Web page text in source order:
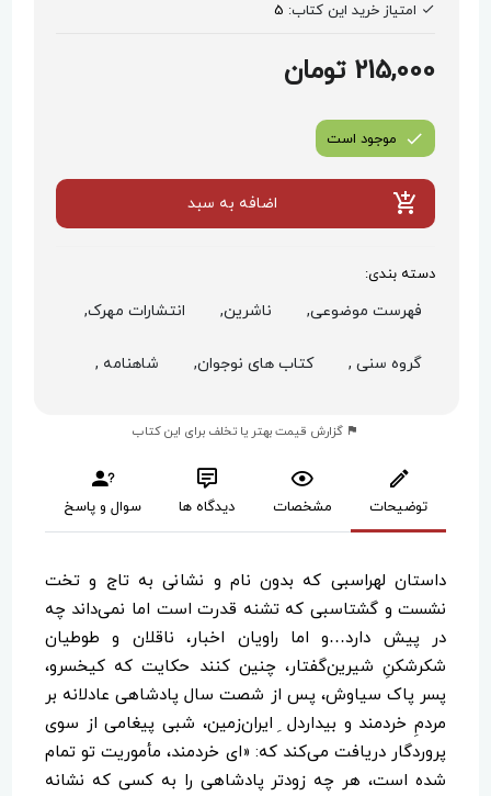
امتیاز خرید این کتاب: 5
215,000 تومان
موجود است
اضافه به سبد
دسته بندی:
فهرست موضوعی, ناشرین, انتشارات مهرک,
گروه سنی , کتاب های نوجوان, شاهنامه ,
گزارش قیمت بهتر یا تخلف برای این کتاب
توضیحات مشخصات دیدگاه ها سوال و پاسخ
داستان لهراسبی که بدون نام و نشانی به تاج و تخت
نشست و گشتاسبی که تشنه قدرت است اما نمی‌داند چه
در پیش دارد…و اما راویان اخبار، ناقلان و طوطیان
شکرشکنِ شیرین‌گفتار، چنین کنند حکایت که کیخسرو،
پسر پاک سیاوش، پس از شصت سال پادشاهی عادلانه بر
مردمِ خردمند و بیداردل ِ ایران‌زمین، شبی پیغامی‌ از سوی
پروردگار دریافت می‌کند که: «ای خردمند، مأموریت تو تمام
شده است، هر چه زودتر پادشاهی را به کسی که نشانه